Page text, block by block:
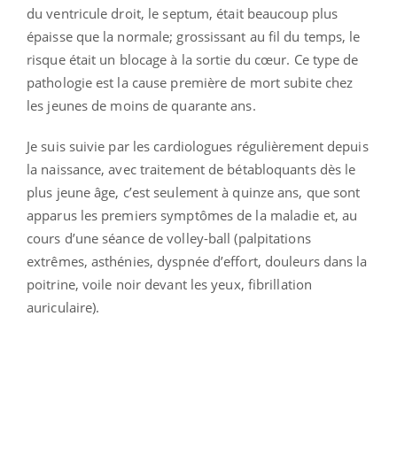
du ventricule droit, le septum, était beaucoup plus
épaisse que la normale; grossissant au fil du temps, le
risque était un blocage à la sortie du cœur. Ce type de
pathologie est la cause première de mort subite chez
les jeunes de moins de quarante ans.
Je suis suivie par les cardiologues régulièrement depuis
la naissance, avec traitement de bétabloquants dès le
plus jeune âge, c’est seulement à quinze ans, que sont
apparus les premiers symptômes de la maladie et, au
cours d’une séance de volley-ball (palpitations
extrêmes, asthénies, dyspnée d’effort, douleurs dans la
poitrine, voile noir devant les yeux, fibrillation
auriculaire).